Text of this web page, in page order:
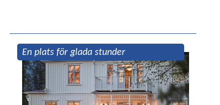
En plats för glada stunder